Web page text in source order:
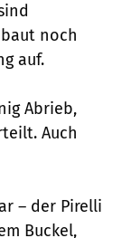
noch
auf.
Abrieb,
Auch
– der Pirelli
Buckel,